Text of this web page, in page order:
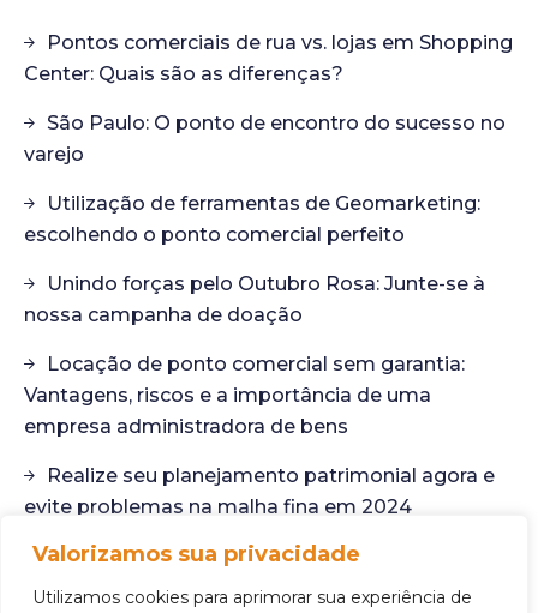
Valorizamos sua privacidade
Utilizamos cookies para aprimorar sua experiência de
Pontos comerciais de rua vs. lojas em Shopping
Center: Quais são as diferenças?
São Paulo: O ponto de encontro do sucesso no
varejo
Utilização de ferramentas de Geomarketing:
escolhendo o ponto comercial perfeito
Unindo forças pelo Outubro Rosa: Junte-se à
nossa campanha de doação
Locação de ponto comercial sem garantia:
Vantagens, riscos e a importância de uma
empresa administradora de bens
Realize seu planejamento patrimonial agora e
evite problemas na malha fina em 2024
Desvendando o potencial dos imóveis não
anunciados: Sua próxima oportunidade de ponto